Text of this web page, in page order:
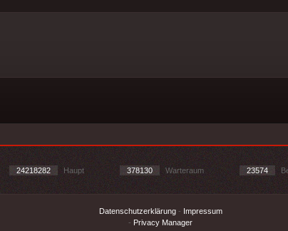
24218282 Haupt 378130 Warteraum 23574
Datenschutzerklärung- Impressum
- Privacy Manager